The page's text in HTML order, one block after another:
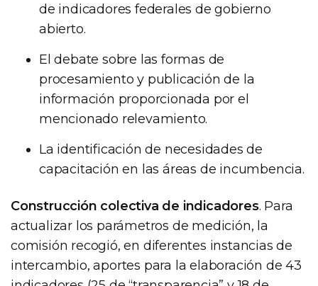
de indicadores federales de gobierno
abierto.
El debate sobre las formas de
procesamiento y publicación de la
información proporcionada por el
mencionado relevamiento.
La identificación de necesidades de
capacitación en las áreas de incumbencia.
Construcción colectiva de indicadores. Para
actualizar los parámetros de medición, la
comisión recogió, en diferentes instancias de
intercambio, aportes para la elaboración de 43